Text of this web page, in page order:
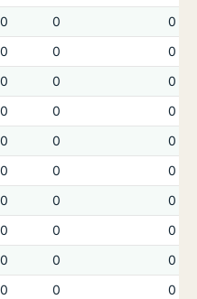
0 0
0
0 0
0
0 0
0
0 0
0
0 0
0
0 0
0
0 0
0
0 0
0
0 0
0
0 0
0